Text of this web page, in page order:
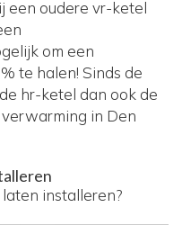
een oudere vr-ketel
om een
te halen! Sinds de
hr-ketel dan ook de
in Den
installeren?